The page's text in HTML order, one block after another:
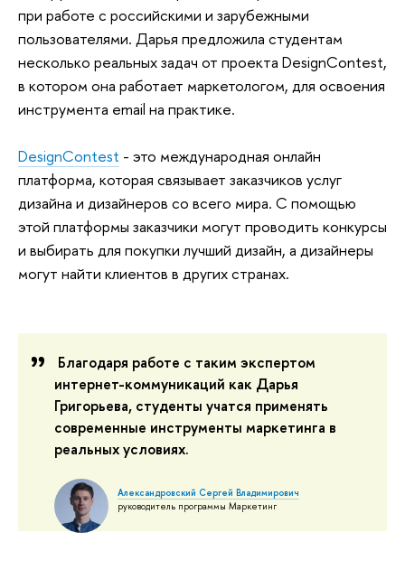
при работе с российскими и зарубежными
пользователями. Дарья предложила студентам
несколько реальных задач от проекта DesignContest,
в котором она работает маркетологом, для освоения
инструмента email на практике.
DesignContest - это международная онлайн
платформа, которая связывает заказчиков услуг
дизайна и дизайнеров со всего мира. С помощью
этой платформы заказчики могут проводить конкурсы
и выбирать для покупки лучший дизайн, а дизайнеры
могут найти клиентов в других странах.
Благодаря работе с таким экспертом
интернет-коммуникаций как Дарья
Григорьева, студенты учатся применять
современные инструменты маркетинга в
реальных условиях.
Александровский Сергей Владимирович
руководитель программы Маркетинг